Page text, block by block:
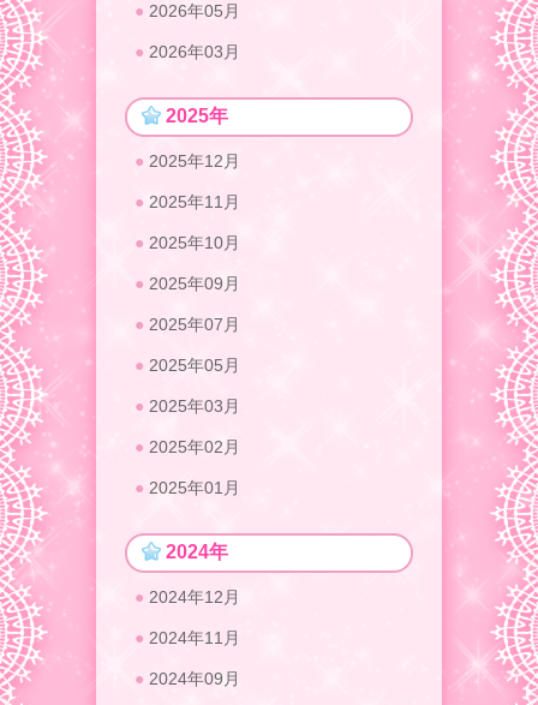
2026年05月
2026年03月
2025年
2025年12月
2025年11月
2025年10月
2025年09月
2025年07月
2025年05月
2025年03月
2025年02月
2025年01月
2024年
2024年12月
2024年11月
2024年09月